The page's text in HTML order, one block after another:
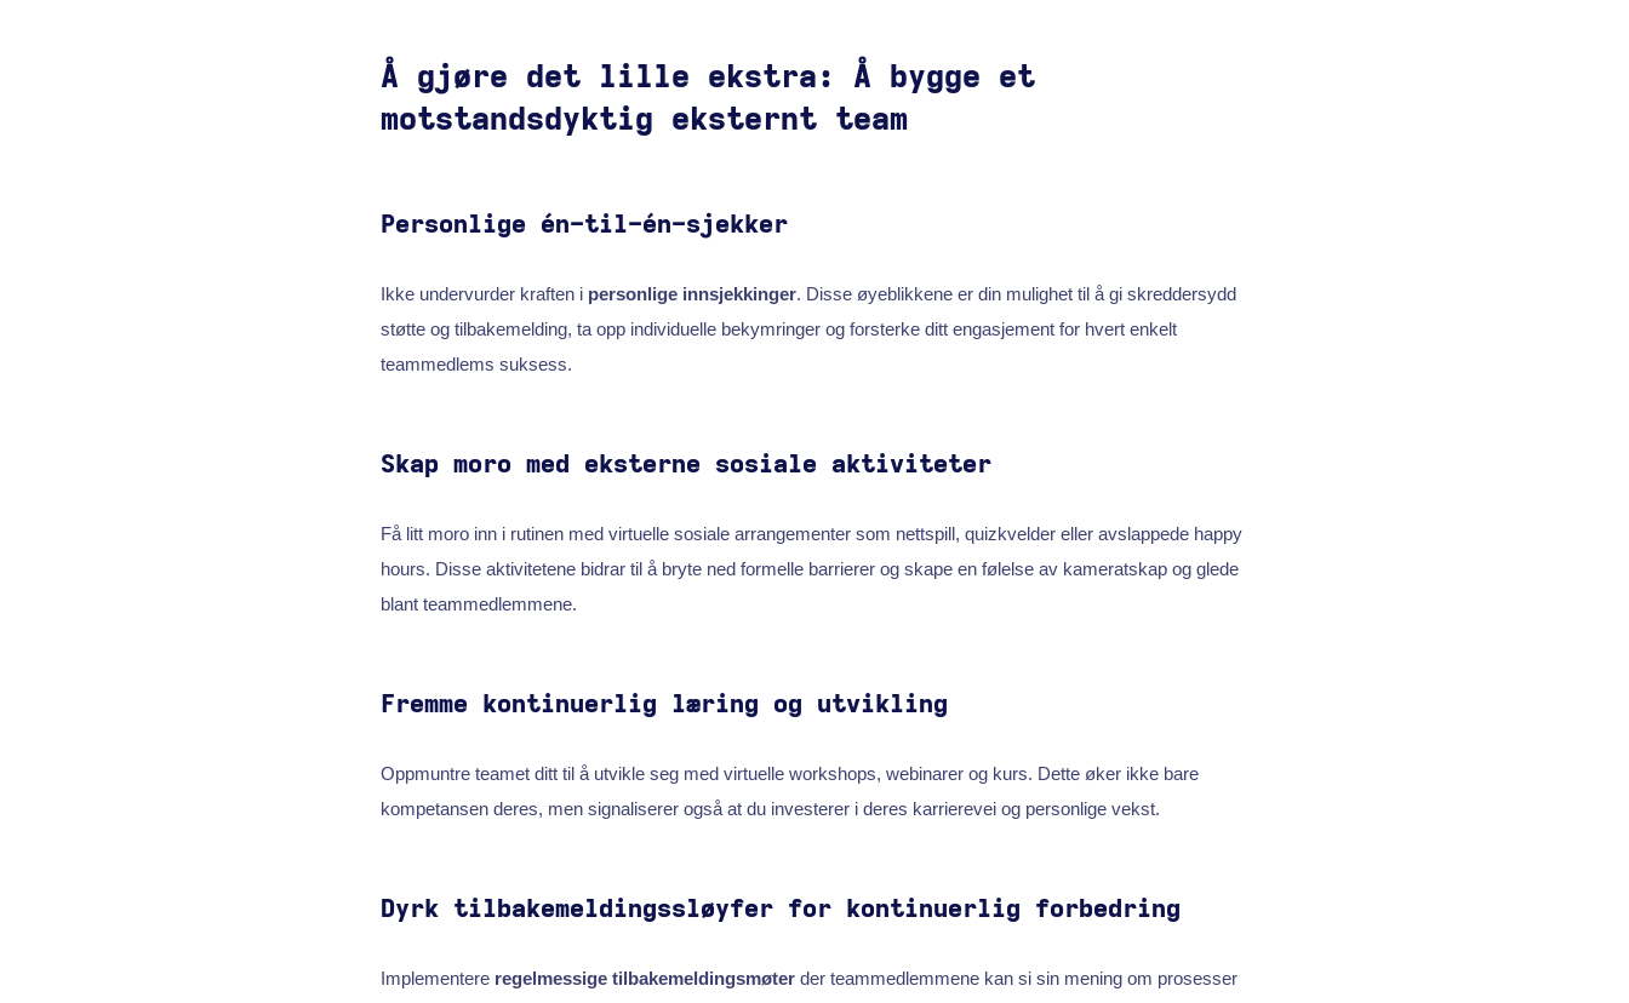
Å gjøre det lille ekstra: Å bygge et
motstandsdyktig eksternt team
Personlige én-til-én-sjekker
Ikke undervurder kraften i personlige innsjekkinger. Disse øyeblikkene er din mulighet til å gi skreddersydd
støtte og tilbakemelding, ta opp individuelle bekymringer og forsterke ditt engasjement for hvert enkelt
teammedlems suksess.
Skap moro med eksterne sosiale aktiviteter
Få litt moro inn i rutinen med virtuelle sosiale arrangementer som nettspill, quizkvelder eller avslappede happy
hours. Disse aktivitetene bidrar til å bryte ned formelle barrierer og skape en følelse av kameratskap og glede
blant teammedlemmene.
Fremme kontinuerlig læring og utvikling
Oppmuntre teamet ditt til å utvikle seg med virtuelle workshops, webinarer og kurs. Dette øker ikke bare
kompetansen deres, men signaliserer også at du investerer i deres karrierevei og personlige vekst.
Dyrk tilbakemeldingssløyfer for kontinuerlig forbedring
Implementere regelmessige tilbakemeldingsmøterder teammedlemmene kan si sin mening om prosesser